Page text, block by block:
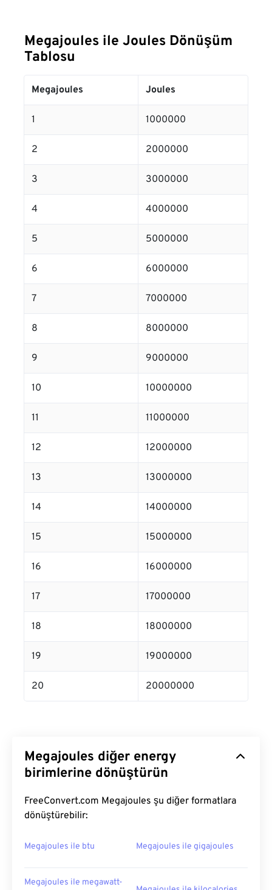
Megajoules ile Joules Dönüşüm
Tablosu
Megajoules Joules
1 1000000
2 2000000
3 3000000
4 4000000
5 5000000
6 6000000
7 7000000
8 8000000
9 9000000
10 10000000
11 11000000
12 12000000
13 13000000
14 14000000
15 15000000
16 16000000
17 17000000
18 18000000
19 19000000
20 20000000
Megajoules diğer energy
birimlerine dönüştürün
FreeConvert.com Megajoules şu diğer formatlara
dönüştürebilir:
Megajoules ile btu Megajoules ile gigajoules
Megajoules ile megawatt-